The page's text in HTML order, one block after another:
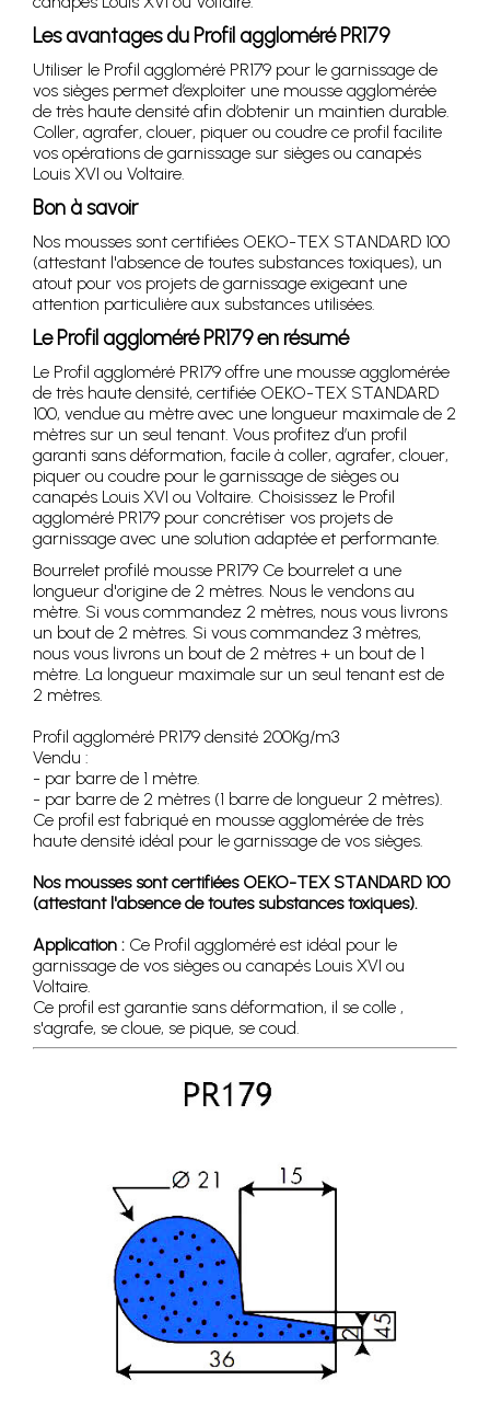
Les avantages du Profil aggloméré PR179
Utiliser le Profil aggloméré PR179 pour le garnissage de
vos sièges permet d’exploiter une mousse agglomérée
de très haute densité afin d’obtenir un maintien durable.
Coller, agrafer, clouer, piquer ou coudre ce profil facilite
vos opérations de garnissage sur sièges ou canapés
Louis XVI ou Voltaire.
Bon à savoir
Nos mousses sont certifiées OEKO-TEX STANDARD 100
(attestant l'absence de toutes substances toxiques), un
atout pour vos projets de garnissage exigeant une
attention particulière aux substances utilisées.
Le Profil aggloméré PR179 en résumé
Le Profil aggloméré PR179 offre une mousse agglomérée
de très haute densité, certifiée OEKO-TEX STANDARD
100, vendue au mètre avec une longueur maximale de 2
mètres sur un seul tenant. Vous profitez d’un profil
garanti sans déformation, facile à coller, agrafer, clouer,
piquer ou coudre pour le garnissage de sièges ou
canapés Louis XVI ou Voltaire. Choisissez le Profil
aggloméré PR179 pour concrétiser vos projets de
garnissage avec une solution adaptée et performante.
Bourrelet profilé mousse PR179 Ce bourrelet a une
longueur d'origine de 2 mètres. Nous le vendons au
mètre. Si vous commandez 2 mètres, nous vous livrons
un bout de 2 mètres. Si vous commandez 3 mètres,
nous vous livrons un bout de 2 mètres + un bout de 1
mètre. La longueur maximale sur un seul tenant est de
2 mètres.
Profil aggloméré PR179 densité 200Kg/m3
Vendu :
- par barre de 1 mètre.
- par barre de 2 mètres (1 barre de longueur 2 mètres).
Ce profil est fabriqué en mousse agglomérée de très
haute densité idéal pour le garnissage de vos sièges.
Nos mousses sont certifiées OEKO-TEX STANDARD 100
(attestant l'absence de toutes substances toxiques).
Application : Ce Profil aggloméré est idéal pour le
garnissage de vos sièges ou canapés Louis XVI ou
Voltaire.
Ce profil est garantie sans déformation, il se colle ,
s'agrafe, se cloue, se pique, se coud.